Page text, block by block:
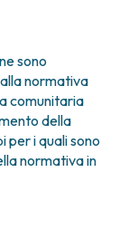
sono
normativa
comunitaria
della
per i quali sono
normativa in